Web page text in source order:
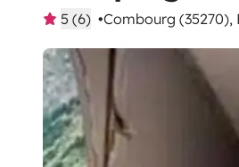
5 (6) Combourg (35270),